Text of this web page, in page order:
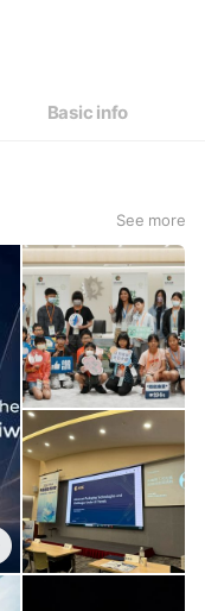
Basic info
See more